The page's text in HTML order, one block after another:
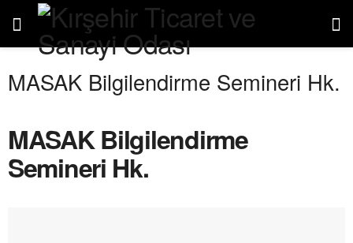
MASAK Bilgilendirme Semineri Hk.
MASAK Bilgilendirme
Semineri Hk.